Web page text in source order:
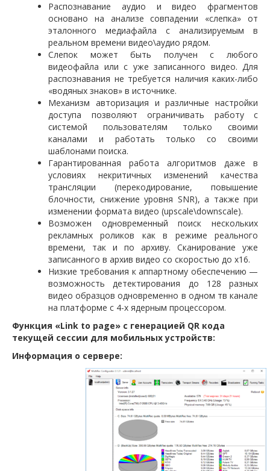
Распознавание аудио и видео фрагментов
основано на анализе совпадении «слепка» от
эталонного медиафайла с анализируемым в
реальном времени видео\аудио рядом.
Слепок может быть получен с любого
видеофайла или с уже записанного видео. Для
распознавания не требуется наличия каких-либо
«водяных знаков» в источнике.
Механизм авторизация и различные настройки
доступа позволяют ограничивать работу с
системой пользователям только своими
каналами и работать только со своими
шаблонами поиска.
Гарантированная работа алгоритмов даже в
условиях некритичных изменений качества
трансляции (перекодирование, повышение
блочности, снижение уровня SNR), а также при
изменении формата видео (upscale\downscale).
Возможен одновременный поиск нескольких
рекламных роликов как в режиме реального
времени, так и по архиву. Сканирование уже
записанного в архив видео со скоростью до х16.
Низкие требования к аппартному обеспечению —
возможность детектирования до 128 разных
видео образцов одновременно в одном тв канале
на платформе с 4-х ядерным процессором.
Функция «Link to page» с генерацией QR кода
текущей сессии для мобильных устройств:
Информация о сервере: